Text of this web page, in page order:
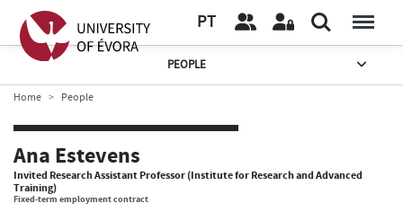
PT
PEOPLE
Home People
Ana Estevens
Invited Research Assistant Professor (Institute for Research and Advanced
Training)
Fixed-term employment contract